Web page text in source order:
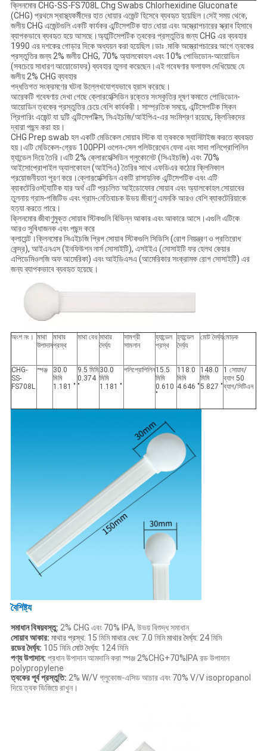
ক্লিনমোর CHG-SS-FS708L Chg Swabs Chlorhexidine Gluconate
(CHG) প্রথমে স্বাস্থ্যকর্মীদের হাত ধোয়ার এজেন্ট হিসেবে ব্যবহৃত হয়েছিল।সেই সময় থেকে,
জলীয় CHG এজেন্টগুলি একটি কার্যকর এন্টিসেপটিক হাত ধোয়া এবং অস্ত্রোপচারের স্ক্রাব হিসাবে
ব্যাপকভাবে ব্যবহৃত হয়ে আসছে।অ্যান্টিসেপটিক ত্বকের প্রস্তুতির জন্য CHG এর ব্যবহার
1990 এর দশকের গোড়ার দিকে অধ্যয়ন করা হয়েছিল।ডাঃ .মাকি অস্ত্রোপচারের আগে ত্বকের
প্রস্তুতির জন্য 2% জলীয় CHG, 70% অ্যালকোহল এবং 10% পোভিডোন-আয়োডিন
(সবচেয়ে সাধারণ আয়োডোফর) ব্যবহার তুলনা করেছেন।এই গবেষণার ফলাফল দেখিয়েছে যে
জলীয় 2% CHG ব্যবহার
পদ্ধতিগত সংক্রমণের ঘটনা উল্লেখযোগ্যভাবে হ্রাস করেছে।
আরেকটি গবেষণায় দেখা গেছে ক্লোরহেক্সিডিন রক্তের সংস্কৃতির দূষণ কমাতে পোভিডোন-
আয়োডিন ত্বকের প্রস্তুতির চেয়ে বেশি কার্যকরী। সাম্প্রতিক সময়ে, এন্টিসেপটিক স্কিন
প্রিপারিং এজেন্ট যা দুটি এন্টিসেপটিক্স, সিএইচজি/আইপিএ-এর সংমিশ্রণ রয়েছে, ক্লিনিকদের
দ্বারা পছন্দ করা হয়।
CHG Prep swab হল একটি মেডিকেল সোয়াব স্টিক যা ত্বককে স্যানিটাইজ করতে ব্যবহৃত
হয়।এটি মেডিকেল-গ্রেড 100PPI ওপেন-সেল পলিউরেথেন ফেনা এবং সাদা পলিপ্রোপিলিন
হ্যান্ডেল দিয়ে তৈরি।এটি 2% ক্লোরহেক্সিডিন গ্লুকোনেট (সিএইচজি) এবং 70%
আইসোপ্রোপাইল অ্যালকোহল (আইপিএ) তৈরির সাথে এফডিএর কঠোর ক্লিনিকাল
প্রয়োজনীয়তা পূরণ করে।ক্লোরহেক্সিডিন একটি রাসায়নিক এন্টিসেপটিক এবং এটি
ব্যাকটেরিওস্ট্যাটিক যার অর্থ এটি প্রচলিত আইডোফোর সোয়াব এবং অ্যালকোহল সোয়াবের
তুলনায় গ্রাম-পজিটিভ এবং গ্রাম-নেতিবাচক উভয় জীবাণু এমনকি আরও বেশি ব্যাকটেরিয়াকে
হত্যা করতে পারে।
ক্লিনমোর জীবাণুমুক্ত সোয়াব স্টিকগুলি বিভিন্ন আকার এবং আকারে আসে।এগুলি এটিকে
আরও সুবিধাজনক এবং পছন্দ করে
ক্লায়েন্ট।ক্লিনমোর সিএইচজি প্রিপ সোয়াব স্টিকগুলি সিডিসি (রোগ নিয়ন্ত্রণ ও প্রতিরোধ
কেন্দ্র), আইএনএস (ইনফিউশন নার্স সোসাইটি), এসইইএ (সোসাইটি ফর হেলথ কেয়ার
এপিডেমিওলজি অফ আমেরিকা) এবং আইডিএসএ (আমেরিকার সংক্রামক রোগ সোসাইটি) এর
জন্য ব্যাপকভাবে ব্যবহৃত হয়েছে।
অংশ নং। মাথা
উপাদান
মাথার
প্রস্থ
মাথা বেধ মাথার
দৈর্ঘ্য
সামগ্রী
সামলান
হ্যান্ডেল
প্রস্থ
হ্যান্ডেল
দৈর্ঘ্য
মোট দৈর্ঘ্যমোড়ক
CHG-
SS-
FS708L
স্পঞ্জ
30.0
মিমি
1.181 "
9.5 মিমি
0.374
"
30.0
মিমি
1.181 "
পলিপ্রোপিলিন15.5
মিমি
0.610
"
118.0
মিমি
4.646 "
148.0
মিমি
5.827 "
1 সোয়াব/
ব্যাগ 50
ব্যাগ/সিটিএন
বৈশিষ্ট্য
সমাধান বিষয়বস্তু: 2% CHG এবং 70% IPA, উভয় বিশুদ্ধ সমাধান
সোয়াব আকার: মাথার প্রস্থ: 15 মিমিমাথার বেধ: 7.0 মিমিমাথার দৈর্ঘ্য: 24 মিমি
রডের দৈর্ঘ্য: 105 মিমিমোট দৈর্ঘ্য: 124 মিমি
পণ্য উপাদান: প্রধান উপাদান আমদানি করা স্পঞ্জ 2%CHG+70%IPA রড উপাদান
polypropylene
ত্বকের পূর্ব প্রস্তুতি: 2% W/V গ্লুকোজ-এসিড আচার এবং 70% V/V isopropanol
দিয়ে ত্বক ভিজিয়ে রাখুন।